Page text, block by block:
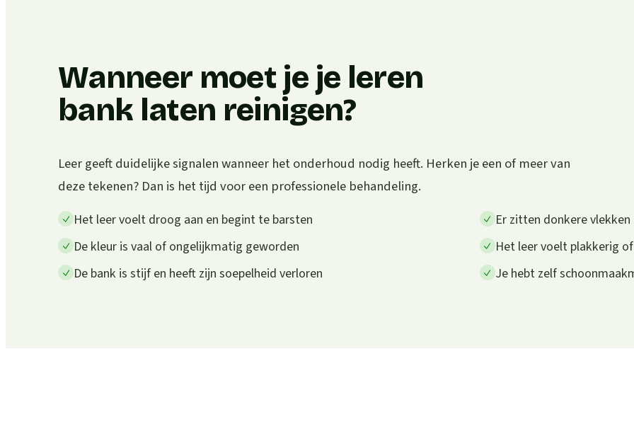
Wanneer moet je je leren
bank laten reinigen?
Leer geeft duidelijke signalen wanneer het onderhoud nodig heeft. Herken je een of meer van
deze tekenen? Dan is het tijd voor een professionele behandeling.
Het leer voelt droog aan en begint te barsten
Er zitten donkere
De kleur is vaal of ongelijkmatig geworden
Het leer voelt plakkerig
De bank is stijf en heeft zijn soepelheid verloren
Je hebt zelf